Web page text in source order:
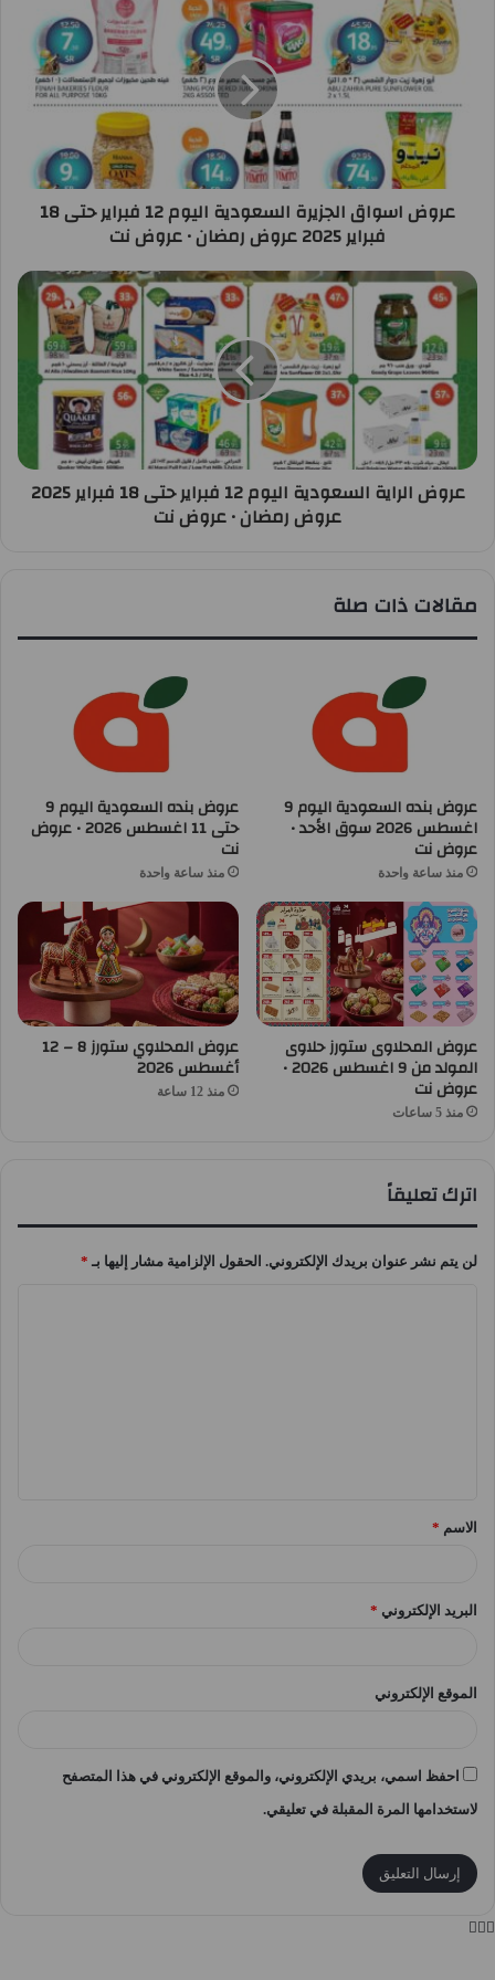
عروض اسواق الجزيرة السعودية اليوم 12 فبراير حتى 18
فبراير 2025 عروض رمضان • عروض نت
عروض الراية السعودية اليوم 12 فبراير حتى 18 فبراير 2025
عروض رمضان • عروض نت
مقالات ذات صلة
عروض بنده السعودية اليوم 9
اغسطس 2026 سوق الأحد •
عروض نت
منذ ساعة واحدة
عروض بنده السعودية اليوم 9
حتى 11 اغسطس 2026 • عروض
نت
منذ ساعة واحدة
عروض المحلاوى ستورز حلاوى
المولد من 9 اغسطس 2026 •
عروض نت
منذ 5 ساعات
عروض المحلاوي ستورز 8 – 12
أغسطس 2026
منذ 12 ساعة
اترك تعليقاً
لن يتم نشر عنوان بريدك الإلكتروني. الحقول الإلزامية مشار إليها بـ *
*الاسم *
البريد الإلكتروني *
الموقع الإلكتروني
احفظ اسمي، بريدي الإلكتروني، والموقع الإلكتروني في هذا المتصفح
لاستخدامها المرة المقبلة في تعليقي.